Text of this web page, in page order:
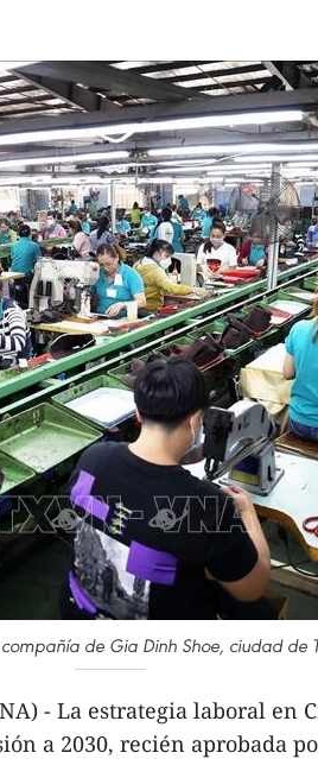
de Gia Dinh Shoe, ciudad de
- La estrategia laboral en
a 2030, recién aprobada